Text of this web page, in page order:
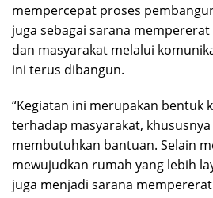
mempercepat proses
juga sebagai sarana
dan masyarakat melalui
ini terus dibangun.
“Kegiatan ini merupakan bentuk
terhadap masyarakat,
membutuhkan bantuan. Selain
mewujudkan rumah yang lebih
juga menjadi sarana